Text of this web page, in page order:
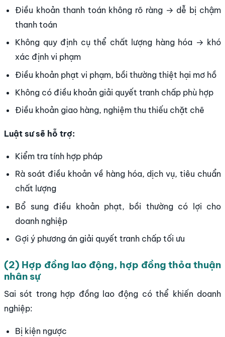
Điều khoản thanh toán không rõ ràng → dễ bị chậm
thanh toán
Không quy định cụ thể chất lượng hàng hóa → khó
xác định vi phạm
Điều khoản phạt vi phạm, bồi thường thiệt hại mơ hồ
Không có điều khoản giải quyết tranh chấp phù hợp
Điều khoản giao hàng, nghiệm thu thiếu chặt chẽ
Luật sư sẽ hỗ trợ:
Kiểm tra tính hợp pháp
Rà soát điều khoản về hàng hóa, dịch vụ, tiêu chuẩn
chất lượng
Bổ sung điều khoản phạt, bồi thường có lợi cho
doanh nghiệp
Gợi ý phương án giải quyết tranh chấp tối ưu
(2) Hợp đồng lao động, hợp đồng thỏa thuận
nhân sự
Sai sót trong hợp đồng lao động có thể khiến doanh
nghiệp:
Bị kiện ngược